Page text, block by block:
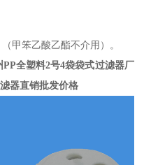
甲笨乙酸乙酯不介用）。
全塑料2号4袋袋式过滤器厂
器直销批发价格